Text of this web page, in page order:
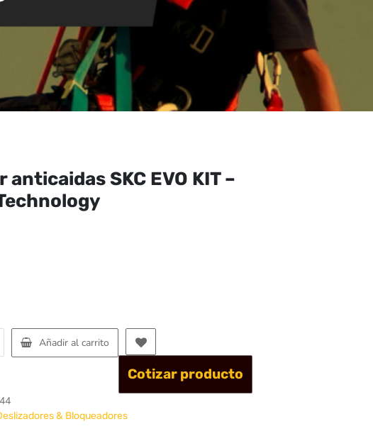
anticaidas SKC EVO KIT –
Añadir al carrito
Cotizar producto
& Bloqueadores